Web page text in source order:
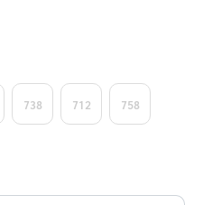
738 712 758